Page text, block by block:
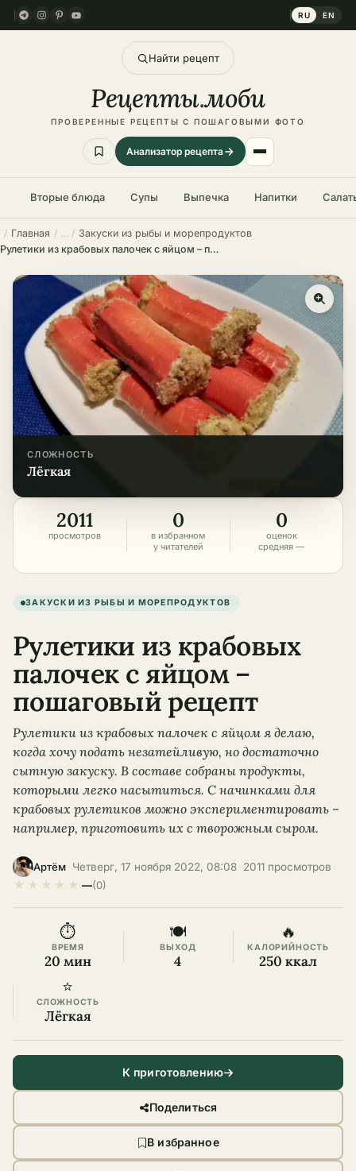
RU EN
Найти рецепт
Рецепты.моби
ПРОВЕРЕННЫЕ РЕЦЕПТЫ С ПОШАГОВЫМИ ФОТО
Анализатор рецепта
Вторые блюда Супы Выпечка Напитки
Главная
Закуски из рыбы и морепродуктов
Рулетики из крабовых палочек с яйцом – пошаговый рецепт
СЛОЖНОСТЬ
лёгкая
2011
просмотров
0
в избранном
у читателей
0
оценок
средняя —
ЗАКУСКИ ИЗ РЫБЫ И МОРЕПРОДУКТОВ
Рулетики из крабовых
палочек с яйцом –
пошаговый рецепт
Рулетики из крабовых палочек с яйцом я делаю,
когда хочу подать незатейливую, но достаточно
сытную закуску. В составе собраны продукты,
которыми легко насытиться. С начинками для
крабовых рулетиков можно экспериментировать –
например, приготовить их с творожным сыром.
Артём Четверг, 17 ноября 2022, 08:08 2011 просмотров
★ ★ ★ ★ ★ —(0)
⏱
ВРЕМЯ
20 мин
🍽
ВЫХОД
4
🔥
КАЛОРИЙНОСТЬ
250 ккал
⭐
СЛОЖНОСТЬ
Лёгкая
К приготовлению
Поделиться
В избранное